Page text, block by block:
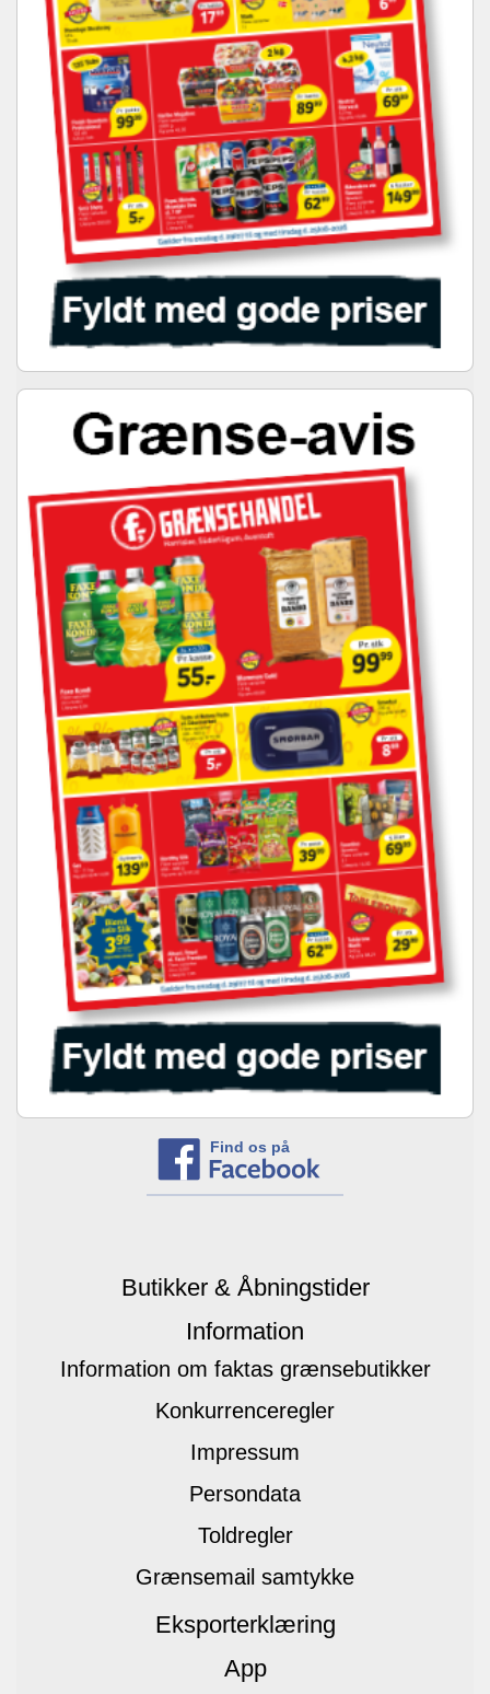
Find os på
Butikker & Åbningstider
Information
Information om faktas grænsebutikker
Konkurrenceregler
Impressum
Persondata
Toldregler
Grænsemail samtykke
Eksporterklæring
App